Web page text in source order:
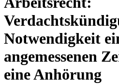
Notwendigkeit
angemessenen
eine Anhörung